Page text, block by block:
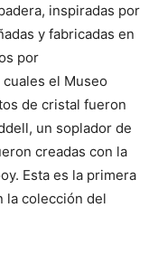
inspiradas por
y fabricadas en
por
el Museo
de cristal fueron
un soplador de
creadas con la
Esta es la primera
la colección del